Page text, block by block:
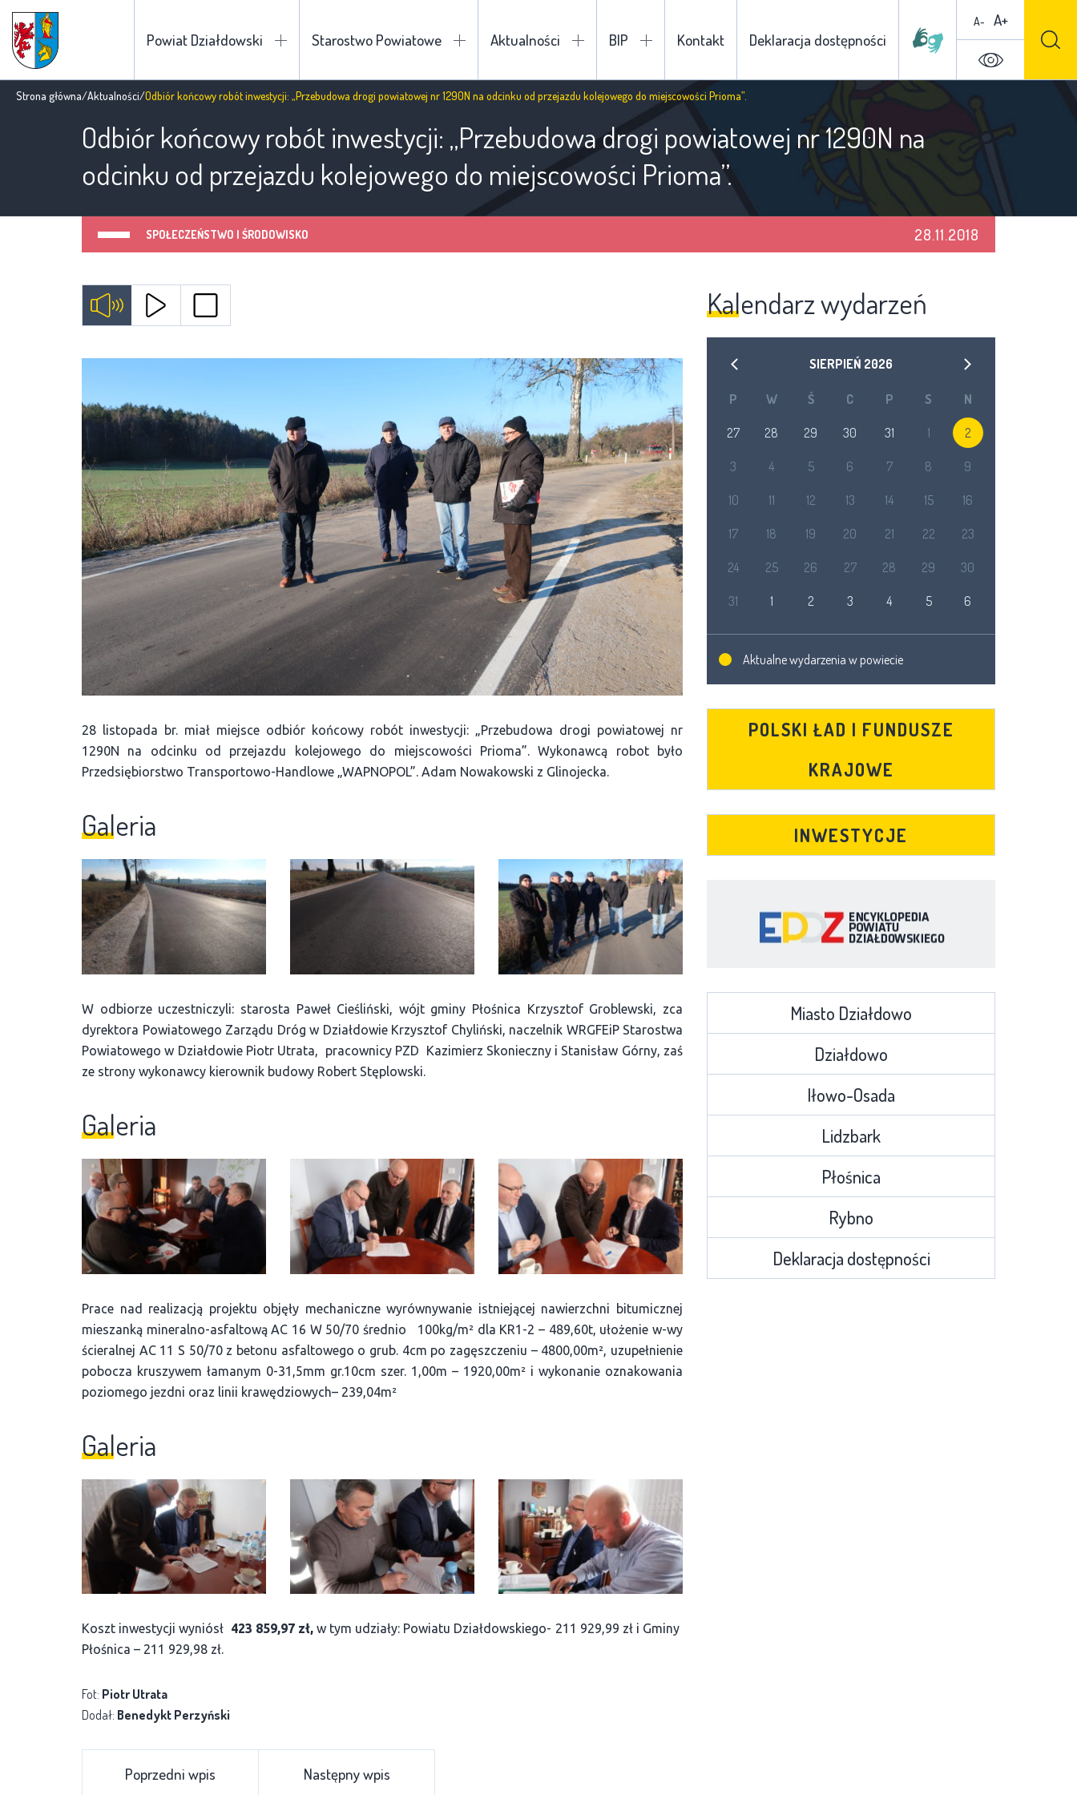
Powiat Działdowski Starostwo Powiatowe Aktualności BIP Kontakt Deklaracja dostępności
A- A+
Strona główna/Aktualności/Odbiór końcowy robót inwestycji: „Przebudowa drogi powiatowej nr 1290N na odcinku od przejazdu kolejowego do miejscowości Prioma”.
Odbiór końcowy robót inwestycji: „Przebudowa drogi powiatowej nr 1290N na
odcinku od przejazdu kolejowego do miejscowości Prioma”.
SPOŁECZEŃSTWO I ŚRODOWISKO 28.11.2018
28 listopada br. miał miejsce odbiór końcowy robót inwestycji: „Przebudowa drogi powiatowej nr
1290N na odcinku od przejazdu kolejowego do miejscowości Prioma”. Wykonawcą robot było
Przedsiębiorstwo Transportowo-Handlowe „WAPNOPOL”. Adam Nowakowski z Glinojecka.
Galeria
W odbiorze uczestniczyli: starosta Paweł Cieśliński, wójt gminy Płośnica Krzysztof Groblewski, zca
dyrektora Powiatowego Zarządu Dróg w Działdowie Krzysztof Chyliński, naczelnik WRGFEiP Starostwa
Powiatowego w Działdowie Piotr Utrata, pracownicy PZD Kazimierz Skonieczny i Stanisław Górny, zaś
ze strony wykonawcy kierownik budowy Robert Stęplowski.
Galeria
Prace nad realizacją projektu objęły mechaniczne wyrównywanie istniejącej nawierzchni bitumicznej
mieszanką mineralno-asfaltową AC 16 W 50/70 średnio 100kg/m² dla KR1-2 – 489,60t, ułożenie w-wy
ścieralnej AC 11 S 50/70 z betonu asfaltowego o grub. 4cm po zagęszczeniu – 4800,00m², uzupełnienie
pobocza kruszywem łamanym 0-31,5mm gr.10cm szer. 1,00m – 1920,00m² i wykonanie oznakowania
poziomego jezdni oraz linii krawędziowych– 239,04m²
Galeria
Koszt inwestycji wyniósł 423 859,97 zł, w tym udziały: Powiatu Działdowskiego- 211 929,99 zł i Gminy
Płośnica – 211 929,98 zł.
Fot: Piotr Utrata
Dodał: Benedykt Perzyński
Poprzedni wpis Następny wpis
Kalendarz wydarzeń
SIERPIEŃ 2026
P W Ś C P S N
27 28 29 30 31 1 2
3 4 5 6 7 8 9
10 11 12 13 14 15 16
17 18 19 20 21 22 23
24 25 26 27 28 29 30
31 1 2 3 4 5 6
Aktualne wydarzenia w powiecie
POLSKI ŁAD I FUNDUSZE
KRAJOWE
INWESTYCJE
Miasto Działdowo
Działdowo
Iłowo-Osada
Lidzbark
Płośnica
Rybno
Deklaracja dostępności